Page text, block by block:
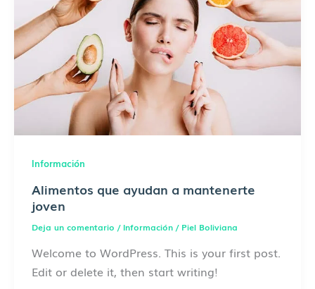
Información
Alimentos que ayudan a mantenerte
joven
Deja un comentario / Información/ Piel Boliviana
Welcome to WordPress. This is your first post.
Edit or delete it, then start writing!